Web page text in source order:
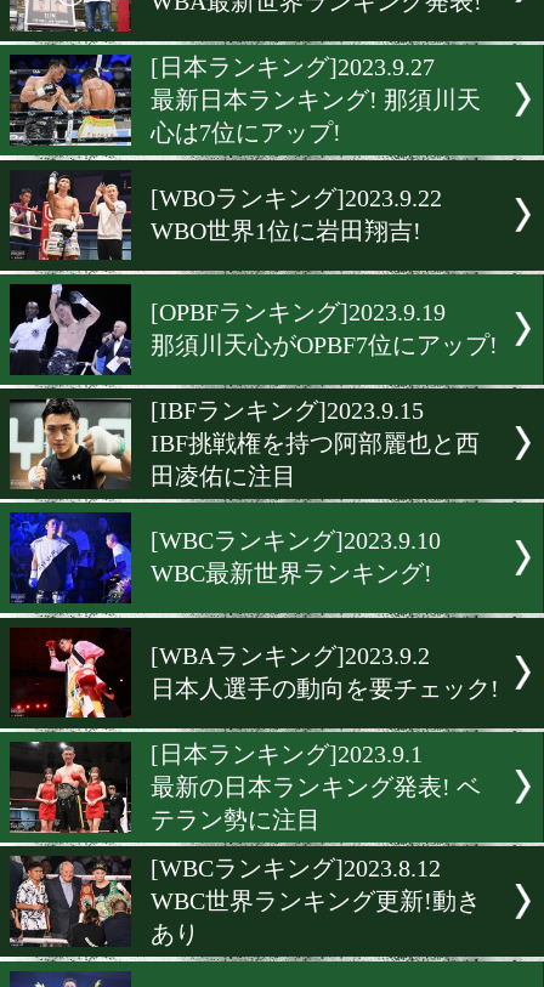
[IBFランキング]2023.10.11
9月23日付けのIBFランキン
表
[WBOAPランキング
WBO-APランキング8月上
初更新!
[WBAランキング]2023.10.2
WBA最新世界ランキング
[日本ランキング]2023.9.27
最新日本ランキング! 那須
[WBOランキング]2023.9.22
[OPBFランキング]2023.9.19
那須川天心がOPBF7位にア
[IBFランキング]2023.9.15
IBF挑戦権を持つ阿部麗也
田凌佑に注目